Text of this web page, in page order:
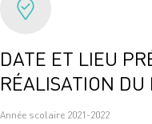
DATE ET LIEU
RÉALISATION DU
Année scolaire 2021-2022